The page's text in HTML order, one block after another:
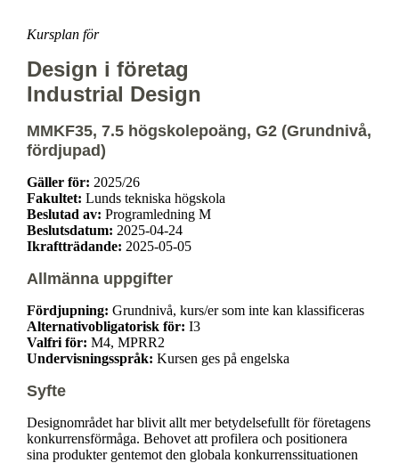
Kursplan för
Design i företag
Industrial Design
MMKF35, 7.5 högskolepoäng, G2 (Grundnivå,
fördjupad)
Gäller för: 2025/26
Fakultet: Lunds tekniska högskola
Beslutad av: Programledning M
Beslutsdatum: 2025-04-24
Ikraftträdande: 2025-05-05
Allmänna uppgifter
Fördjupning: Grundnivå, kurs/er som inte kan klassificeras
Alternativobligatorisk för: I3
Valfri för: M4, MPRR2
Undervisningsspråk: Kursen ges på engelska
Syfte
Designområdet har blivit allt mer betydelsefullt för företagens
konkurrensförmåga. Behovet att profilera och positionera
sina produkter gentemot den globala konkurrenssituationen